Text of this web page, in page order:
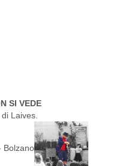
SI VEDE
Laives.
Bolzano